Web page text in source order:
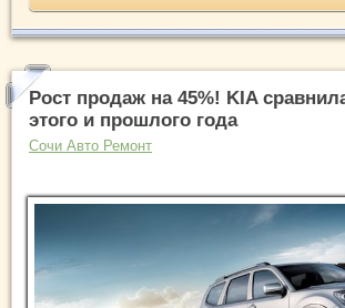
Рост продаж на 45%! KIA
этого и прошлого года
Сочи Авто Ремонт